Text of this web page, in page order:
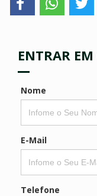
ENTRAR
Nome
E-Mail
Telefone